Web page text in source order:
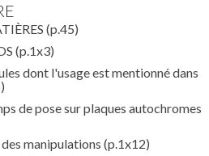
(p.45)
(p.1x3)
dont l'usage est mentionné dans
de pose sur plaques autochromes
manipulations (p.1x12)